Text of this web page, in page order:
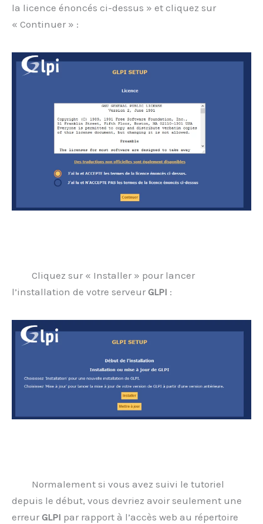
la licence énoncés ci-dessus » et cliquez sur
« Continuer » :
Cliquez sur « Installer » pour lancer
l’installation de votre serveur GLPI :
Normalement si vous avez suivi le tutoriel
depuis le début, vous devriez avoir seulement une
erreur GLPI par rapport à l’accès web au répertoire